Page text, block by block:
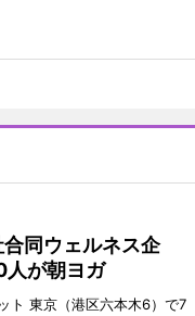
同ウェルネス企
が朝ヨガ
ト 東京（港区六本木6）で7